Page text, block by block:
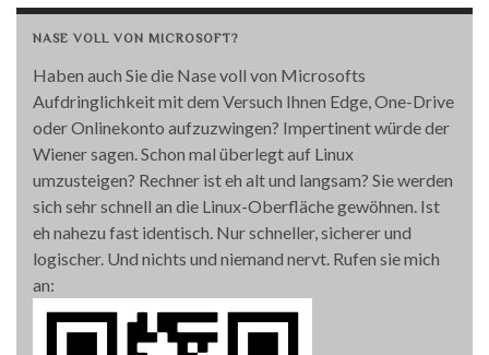
NASE VOLL VON MICROSOFT?
Haben auch Sie die Nase voll von Microsofts
Aufdringlichkeit mit dem Versuch Ihnen Edge, One-Drive
oder Onlinekonto aufzuzwingen? Impertinent würde der
Wiener sagen. Schon mal überlegt auf Linux
umzusteigen? Rechner ist eh alt und langsam? Sie werden
sich sehr schnell an die Linux-Oberfläche gewöhnen. Ist
eh nahezu fast identisch. Nur schneller, sicherer und
logischer. Und nichts und niemand nervt. Rufen sie mich
an: